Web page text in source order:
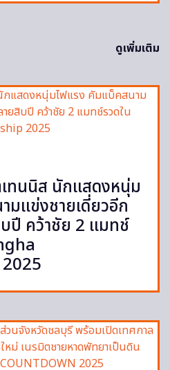
ดูเพิ่มเติม
ทนนิส นักแสดงหนุ่ม
มแข่งชายเดี่ยวอีก
ปี คว้าชัย 2 แมทช์